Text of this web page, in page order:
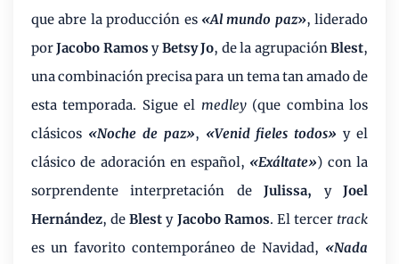
que abre la producción es «Al mundo paz», liderado
porJacobo Ramos yBetsy Jo, de la agrupaciónBlest,
una combinación precisa para un tema tan amado de
esta temporada. Sigue el medley(que combina los
clásicos «Noche de paz», «Venid fieles todos» y el
clásico de adoración en español, «Exáltate») con la
sorprendente interpretación deJulissa, yJoel
Hernández, deBlest yJacobo Ramos. El tercer track
es un favorito contemporáneo de Navidad, «Nada